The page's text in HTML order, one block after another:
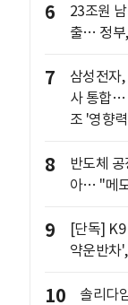
6
23조원
출… 정부
7
삼성전자
사 통합…
조 '영향
8
반도체 공
아… "메
9
[단독]
약운반차
10 솔리다